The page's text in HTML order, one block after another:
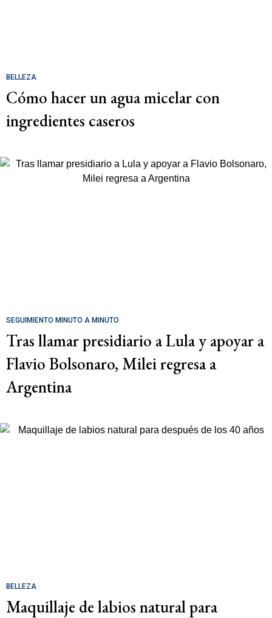
BELLEZA
Cómo hacer un agua micelar con
ingredientes caseros
SEGUIMIENTO MINUTO A MINUTO
Tras llamar presidiario a Lula y apoyar a
Flavio Bolsonaro, Milei regresa a
Argentina
BELLEZA
Maquillaje de labios natural para